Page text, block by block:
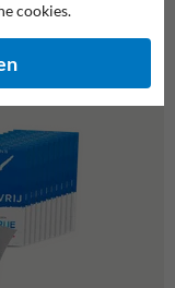
cookies.